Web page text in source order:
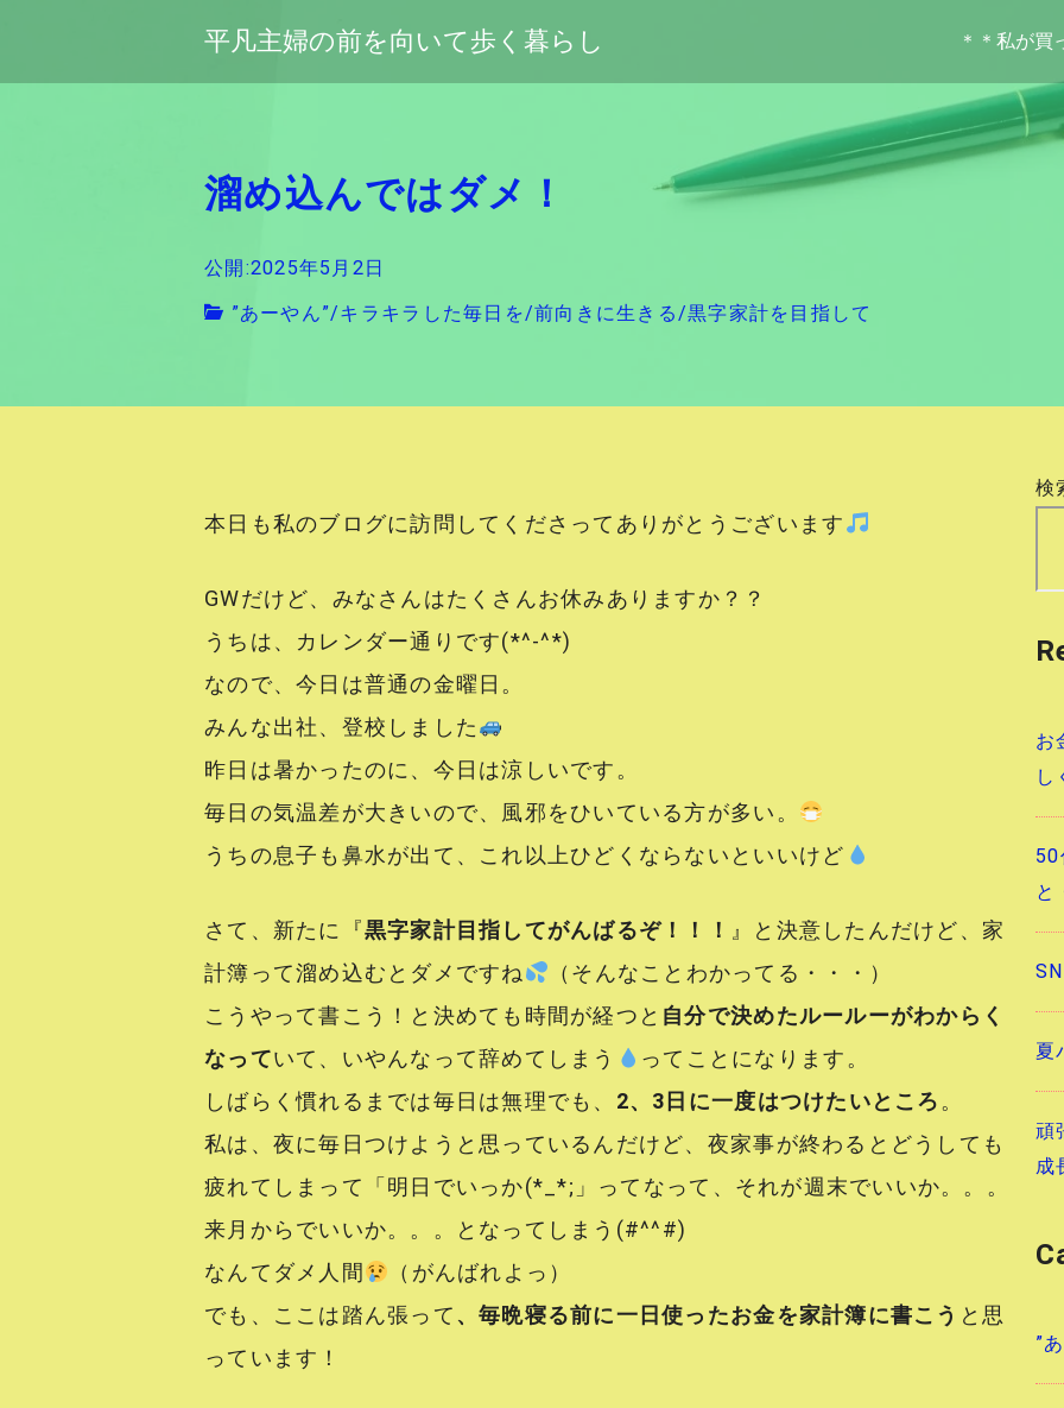
平凡主婦の前を向いて歩く暮らし ＊＊私が買
溜め込んではダメ！
公開:2025年5月2日
”あーやん”/キラキラした毎日を/前向きに生きる/黒字家計を目指して
本日も私のブログに訪問してくださってありがとうございます
GWだけど、みなさんはたくさんお休みありますか？？
うちは、カレンダー通りです(*^-^*)
なので、今日は普通の金曜日。
みんな出社、登校しました
昨日は暑かったのに、今日は涼しいです。
毎日の気温差が大きいので、風邪をひいている方が多い。
うちの息子も鼻水が出て、これ以上ひどくならないといいけど
さて、新たに『黒字家計目指してがんばるぞ！！！ 』と決意したんだけど、家
計簿って溜め込むとダメですね
（そんなことわかってる・・・）
こうやって書こう！と決めても時間が経つと 自分で決めたルールーがわからく
なっていて、いやんなって辞めてしまう
ってことになります。
しばらく慣れるまでは毎日は無理でも、 2、3日に一度はつけたいところ。
私は、夜に毎日つけようと思っているんだけど、夜家事が終わるとどうしても
疲れてしまって「明日でいっか(*_*;」ってなって、それが週末でいいか。。。
来月からでいいか。。。となってしまう(#^^#)
なんてダメ人間
（がんばれよっ）
でも、ここは踏ん張って 、毎晩寝る前に一日使ったお金を家計簿に書こう と思
っています！
検
お
し
50
と
夏
頑
成
”